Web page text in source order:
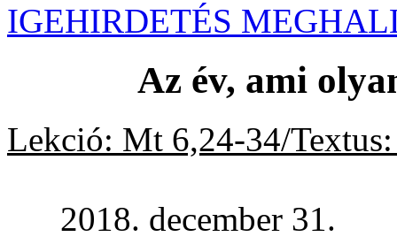
IGEHIRDETÉS
Az év, ami
Lekció: Mt 6,24-34/Textus:
2018. december 31.